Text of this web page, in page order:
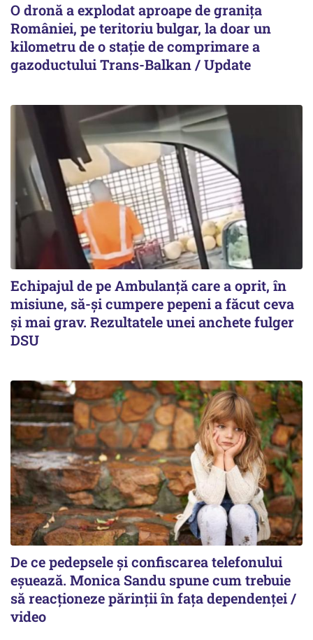
O dronă a explodat aproape de granița
României, pe teritoriu bulgar, la doar un
kilometru de o stație de comprimare a
gazoductului Trans-Balkan / Update
Echipajul de pe Ambulanță care a oprit, în
misiune, să-și cumpere pepeni a făcut ceva
și mai grav. Rezultatele unei anchete fulger
DSU
De ce pedepsele și confiscarea telefonului
eșuează. Monica Sandu spune cum trebuie
să reacționeze părinții în fața dependenței /
video